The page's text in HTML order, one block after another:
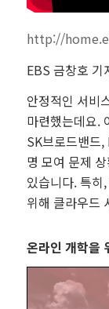
http://
EBS 금창호 기
안정적인 서비
마련했는데요.
SK브로드밴드
명 모여 문제
있습니다. 특히
위해 클라우드
온라인 개학을